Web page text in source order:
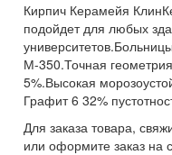
Кирпич Керамейя
подойдет для любых
М-350.Точная
5%.Высокая
Графит 6 32%
Для заказа товара,
или оформите заказ на